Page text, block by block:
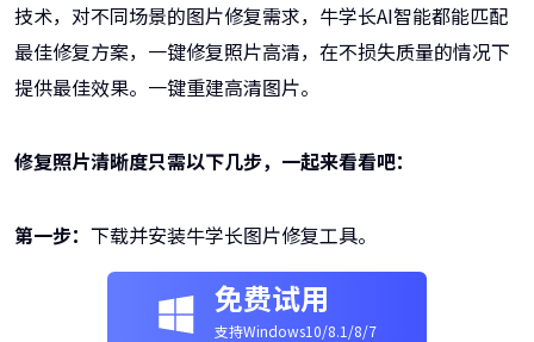
技术，对不同场景的图片修复需求，牛学长AI智能都能匹配
最佳修复方案，一键修复照片高清，在不损失质量的情况下
提供最佳效果。一键重建高清图片。
修复照片清晰度只需以下几步，一起来看看吧：
第一步： 下载并安装牛学长图片修复工具。
免费试用
支持Windows10/8.1/8/7